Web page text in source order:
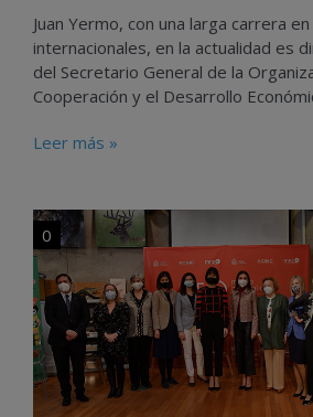
Juan Yermo, con una larga carrera
internacionales, en la actualidad es
del Secretario General de la
Cooperación y el Desarrollo
Leer más »
0